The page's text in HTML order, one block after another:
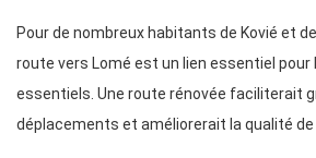
Pour de nombreux habitants de Kovié et
route vers Lomé est un lien essentiel pour
essentiels. Une route rénovée faciliterait
déplacements et améliorerait la qualité de